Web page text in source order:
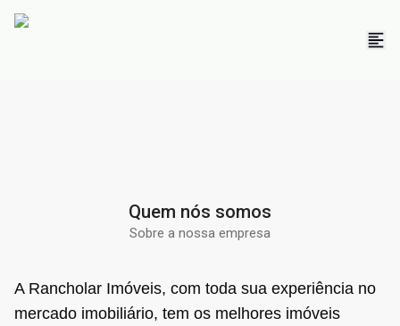
Quem nós somos
Sobre a nossa empresa
A Rancholar Imóveis, com toda sua experiência no
mercado imobiliário, tem os melhores imóveis